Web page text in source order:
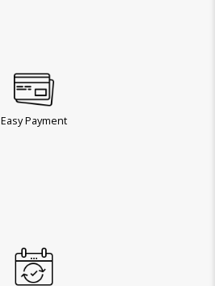
Easy Payment